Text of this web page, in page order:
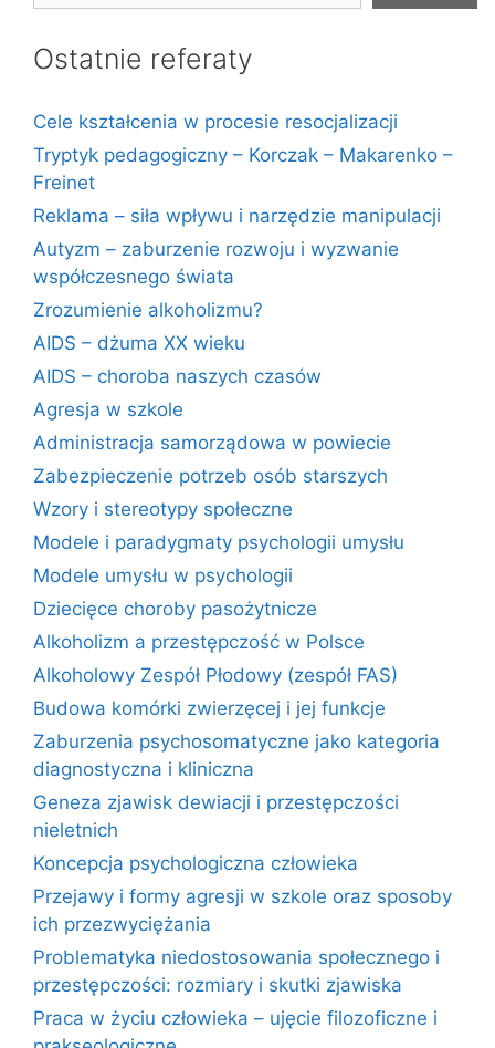
Ostatnie referaty
Cele kształcenia w procesie resocjalizacji
Tryptyk pedagogiczny – Korczak – Makarenko –
Freinet
Reklama – siła wpływu i narzędzie manipulacji
Autyzm – zaburzenie rozwoju i wyzwanie
współczesnego świata
Zrozumienie alkoholizmu?
AIDS – dżuma XX wieku
AIDS – choroba naszych czasów
Agresja w szkole
Administracja samorządowa w powiecie
Zabezpieczenie potrzeb osób starszych
Wzory i stereotypy społeczne
Modele i paradygmaty psychologii umysłu
Modele umysłu w psychologii
Dziecięce choroby pasożytnicze
Alkoholizm a przestępczość w Polsce
Alkoholowy Zespół Płodowy (zespół FAS)
Budowa komórki zwierzęcej i jej funkcje
Zaburzenia psychosomatyczne jako kategoria
diagnostyczna i kliniczna
Geneza zjawisk dewiacji i przestępczości
nieletnich
Koncepcja psychologiczna człowieka
Przejawy i formy agresji w szkole oraz sposoby
ich przezwyciężania
Problematyka niedostosowania społecznego i
przestępczości: rozmiary i skutki zjawiska
Praca w życiu człowieka – ujęcie filozoficzne i